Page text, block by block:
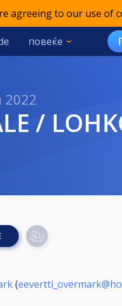
agreeing to our use of
повеќе
2022
/
(